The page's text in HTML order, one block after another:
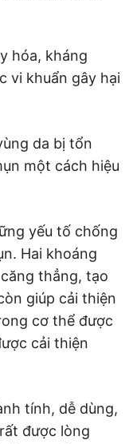
hóa, kháng
vi khuẩn gây hại
da bị tổn
một cách hiệu
yếu tố chống
Hai khoáng
thẳng, tạo
giúp cải thiện
cơ thể được
cải thiện
tính, dễ dùng,
được lòng